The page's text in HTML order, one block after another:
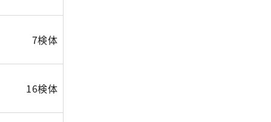
7検体
16検体